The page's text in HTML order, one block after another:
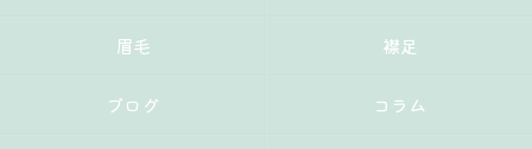
眉毛 襟足
ブログ コラム